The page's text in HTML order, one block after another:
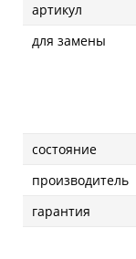
артикул
для замены
состояние
производитель
гарантия